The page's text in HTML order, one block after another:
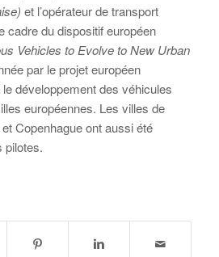
et l’opérateur de transport
cadre du dispositif européen
Vehicles to Evolve to New Urban
par le projet européen
développement des véhicules
européennes. Les villes de
Copenhague ont aussi été
pilotes.